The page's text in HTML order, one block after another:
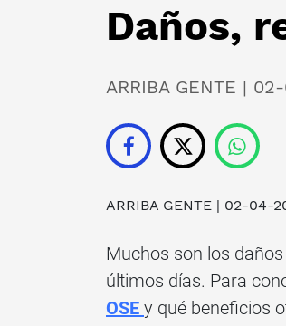
Daños,
ARRIBA GENTE |
ARRIBA GENTE | 02-04-
Muchos son los
últimos días. Para
OSE y qué beneficios